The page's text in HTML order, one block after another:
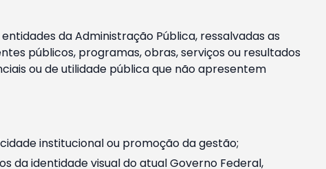
da Administração Pública, ressalvadas as
públicos, programas, obras, serviços ou resultados
ou de utilidade pública que não apresentem
institucional ou promoção da gestão;
da identidade visual do atual Governo Federal,